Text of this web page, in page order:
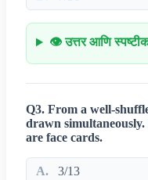
👁️ उत्तर आणि
Q3. From a well-
drawn
are face cards.
A. 3/13